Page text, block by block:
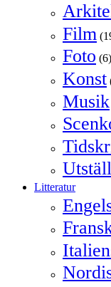
Film
Foto (6)
Konst
Musik
Litteratur